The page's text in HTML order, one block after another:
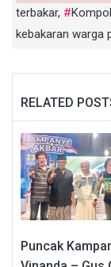
terbakar,
kebakaran warga
RELATED
Puncak